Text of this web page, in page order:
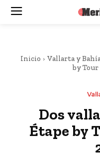
Inicio Vallarta y
by Tour
Dos
Étape by